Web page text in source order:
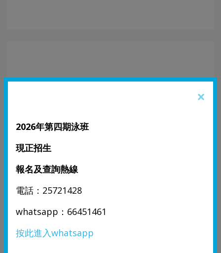
×
2026年第四期泳班
現正招生
報名及查詢熱線
電話：25721428
whatsapp：66451461
按此進入whatsapp